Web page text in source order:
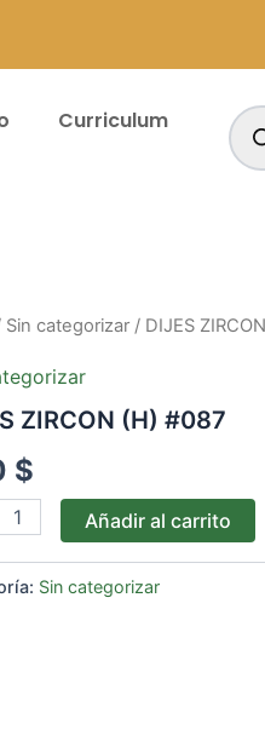
Curriculum
de
Sin categorizar / DIJES
ZIRCON (H) #087
$
Añadir al carrito
Sin categorizar